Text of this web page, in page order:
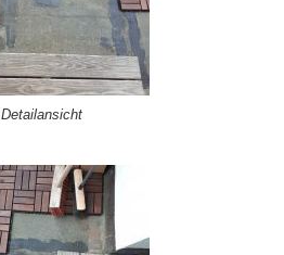
Detailansicht